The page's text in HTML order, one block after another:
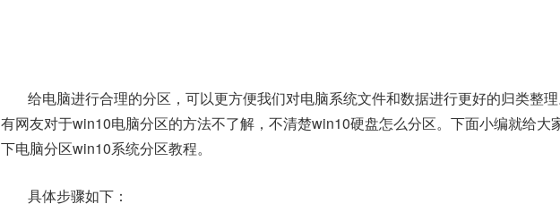
给电脑进行合理的分区，可以更方便我们对电脑系统文件和数据进行更好的归类整
有网友对于win10电脑分区的方法不了解，不清楚win10硬盘怎么分区。下面小编就给大
下电脑分区win10系统分区教程。
具体步骤如下：